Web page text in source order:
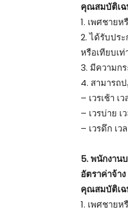
คุณสมบัติเฉ
1. เพศชาย
2. ได้รับปร
หรือเทียบเ
3. มีความก
4. สามารถ
– เวรเช้า เ
– เวรบ่าย เ
– เวรดึก เว
5. พนักงาน
อัตราค่าจ้าง
คุณสมบัติเฉ
1. เพศชาย